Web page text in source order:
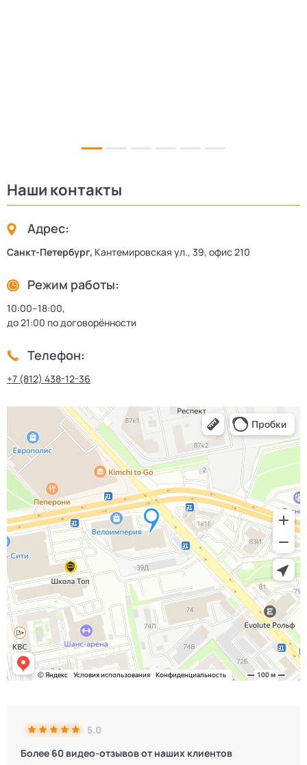
5.0
Более 60 видео-отзывов от наших клиентов
Наши контакты
Адрес:
Санкт-Петербург, Кантемировская ул., 39, офис 210
Режим работы:
10:00–18:00,
до 21:00 по договорённости
Телефон:
+7 (812) 438-12-36